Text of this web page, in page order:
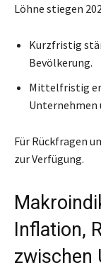
Löhne stiegen
Kurzfristig
Bevölkerung.
Mittelfristig
Unternehmen
Für Rückfragen
zur Verfügung.
Inflation,
zwischen